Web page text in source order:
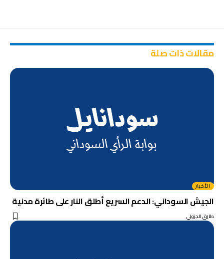
مقالات ذات صلة
الأخبار
الجيش السوداني: الدعم السريع أطلق النار على طائرة مدنية
طارق الجزولي